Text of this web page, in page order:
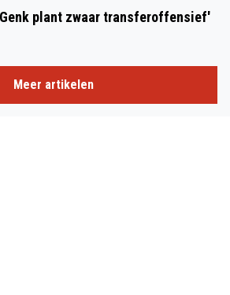
Genk plant zwaar transferoffensief'
Meer artikelen